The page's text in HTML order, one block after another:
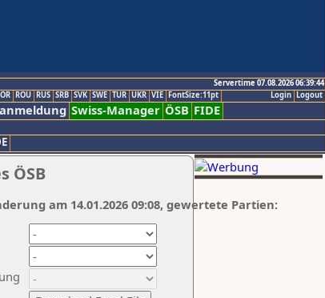
Servertime 07.08.2026 06:39:44
Logout
Login
ROU RUS SRB SVK SWE TUR UKR VIE FontSize:11pt
Swiss-Manager ÖSB FIDE
ÖSB
am 14.01.2026 09:08, gewertete Partien: